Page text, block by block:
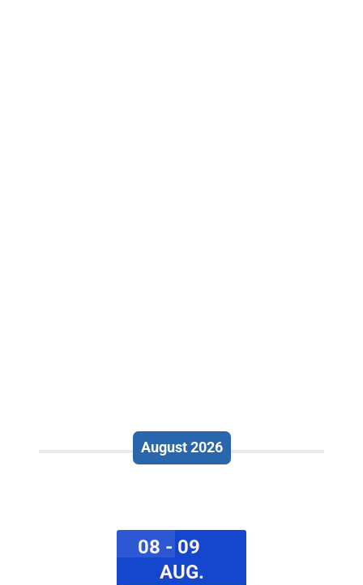
August 2026
08 - 09
AUG.